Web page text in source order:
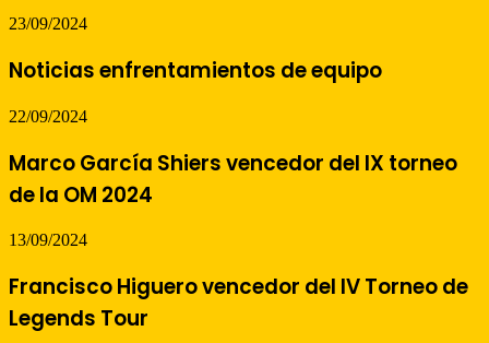
23/09/2024
Noticias enfrentamientos de equipo
22/09/2024
Marco García Shiers vencedor del IX torneo
de la OM 2024
13/09/2024
Francisco Higuero vencedor del IV Torneo de
Legends Tour